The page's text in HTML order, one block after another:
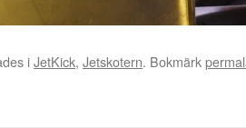
iJetKick, Jetskotern. Bokmärk